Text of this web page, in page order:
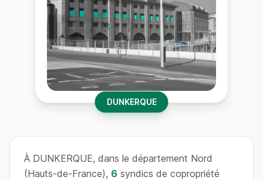
DUNKERQUE
À DUNKERQUE, dans le département Nord
(Hauts-de-France), 6 syndics de copropriété